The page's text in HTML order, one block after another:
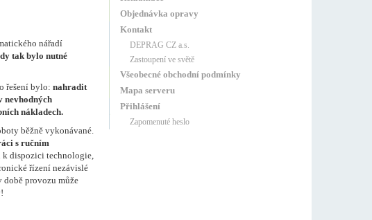
nářadí
tak bylo nutné
řešení bylo: nahradit
nevhodných
nákladech.
běžně vykonávané.
s ručním
k dispozici technologie,
řízení nezávislé
době provozu může
Objednávka opravy
Kontakt
DEPRAG CZ a.s.
Zastoupení ve světě
Všeobecné obchodní podmínky
Mapa serveru
Přihlášení
Zapomenuté heslo